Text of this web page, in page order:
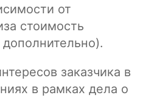
от
стоимость
дополнительно).
заказчика в
в рамках дела о